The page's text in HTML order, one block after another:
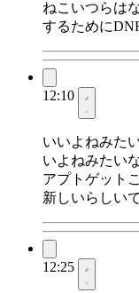
ねこいつらは
するために
12:10
いいよねみた
いよねみたい
アプトゲット
新しいらしい
12:25